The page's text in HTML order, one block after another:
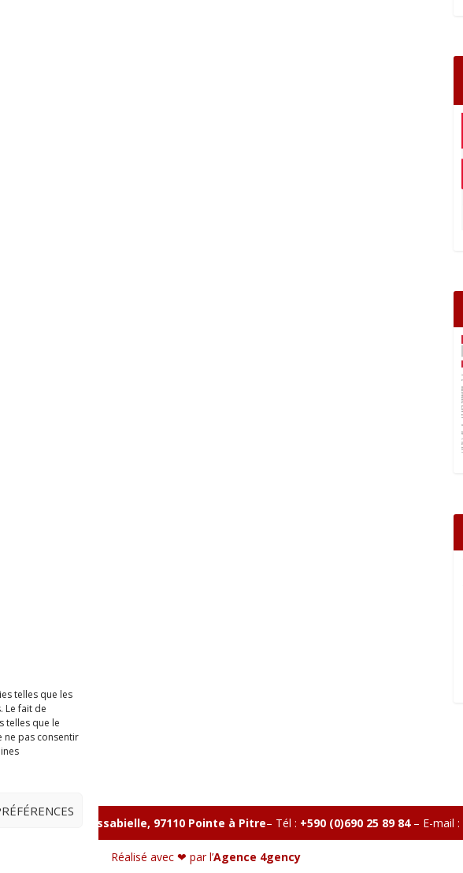
telles que les
Le fait de
telles que le
ne pas consentir
Rue Massabielle, 97110 Pointe à Pitre– Tél : +590 (0)690 25 89 84– E-mail :
Réalisé avec ❤ par l’Agence 4gency